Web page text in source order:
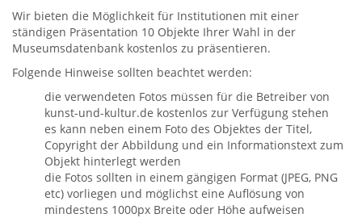
Wir bieten die Möglichkeit für Institutionen mit einer
ständigen Präsentation 10 Objekte Ihrer Wahl in der
Museumsdatenbank kostenlos zu präsentieren.
Folgende Hinweise sollten beachtet werden:
die verwendeten Fotos müssen für die Betreiber von
kunst-und-kultur.de kostenlos zur Verfügung stehen
es kann neben einem Foto des Objektes der Titel,
Copyright der Abbildung und ein Informationstext zum
Objekt hinterlegt werden
die Fotos sollten in einem gängigen Format (JPEG, PNG
etc) vorliegen und möglichst eine Auflösung von
mindestens 1000px Breite oder Höhe aufweisen